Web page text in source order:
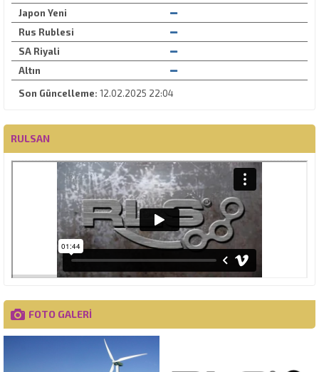
Japon Yeni
Rus Rublesi
SA Riyali
Altın
Son Güncelleme: 12.02.2025 22:04
RULSAN
FOTO GALERİ